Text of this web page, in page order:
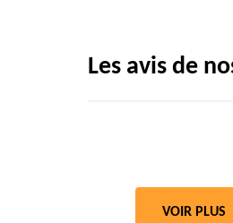
Les avis de
VOIR PLUS